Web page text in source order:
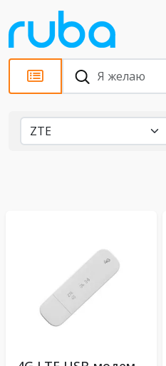
Бренды